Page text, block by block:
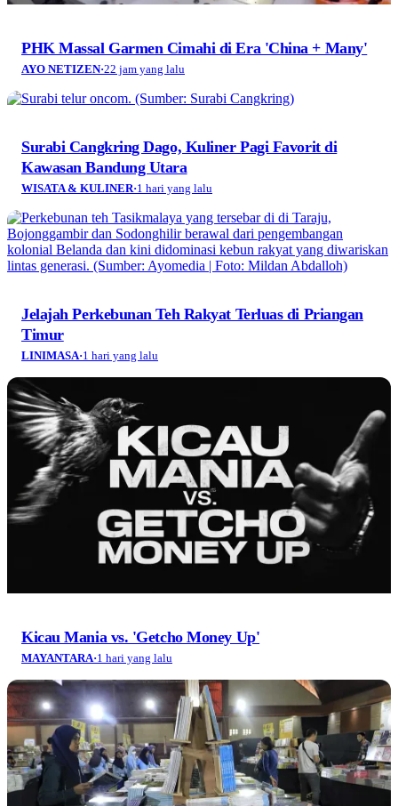
PHK Massal Garmen Cimahi di Era 'China + Many'
AYO NETIZEN·22 jam yang lalu
Surabi Cangkring Dago, Kuliner Pagi Favorit di
Kawasan Bandung Utara
WISATA & KULINER·1 hari yang lalu
Jelajah Perkebunan Teh Rakyat Terluas di Priangan
Timur
LINIMASA·1 hari yang lalu
Kicau Mania vs. 'Getcho Money Up'
MAYANTARA·1 hari yang lalu